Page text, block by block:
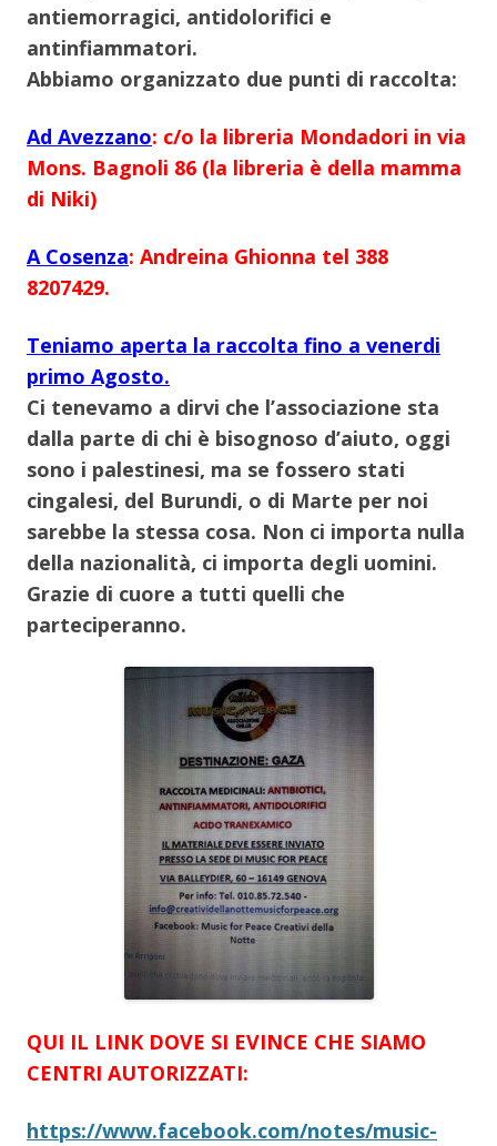
antiemorragici, antidolorifici e
antinfiammatori.
Abbiamo organizzato due punti di raccolta:
Ad Avezzano: c/o la libreria Mondadori in via
Mons. Bagnoli 86 (la libreria è della mamma
di Niki)
A Cosenza: Andreina Ghionna tel 388
8207429.
Teniamo aperta la raccolta fino a venerdi
primo Agosto.
Ci tenevamo a dirvi che l’associazione sta
dalla parte di chi è bisognoso d’aiuto, oggi
sono i palestinesi, ma se fossero stati
cingalesi, del Burundi, o di Marte per noi
sarebbe la stessa cosa. Non ci importa nulla
della nazionalità, ci importa degli uomini.
Grazie di cuore a tutti quelli che
parteciperanno.
QUI IL LINK DOVE SI EVINCE CHE SIAMO
CENTRI AUTORIZZATI:
https://www.facebook.com/notes/music-